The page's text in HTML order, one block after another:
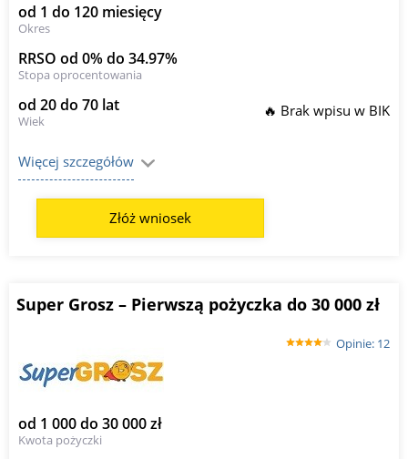
od 1 do 120 miesięcy
Okres
RRSO od 0% do 34.97%
Stopa oprocentowania
od 20 do 70 lat
Wiek
🔥 Brak wpisu w BIK
Więcej szczegółów
Złóż wniosek
Super Grosz – Pierwszą pożyczka do 30 000 zł
Opinie: 12
od 1 000 do 30 000 zł
Kwota pożyczki